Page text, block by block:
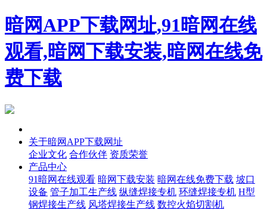
暗网APP下载网址,91暗网在线
观看,暗网下载安装,暗网在线免
费下载
关于暗网APP下载网址
企业文化 合作伙伴 资质荣誉
产品中心
91暗网在线观看 暗网下载安装 暗网在线免费下载 坡口
设备 管子加工生产线 纵缝焊接专机 环缝焊接专机 H型
钢焊接生产线 风塔焊接生产线 数控火焰切割机